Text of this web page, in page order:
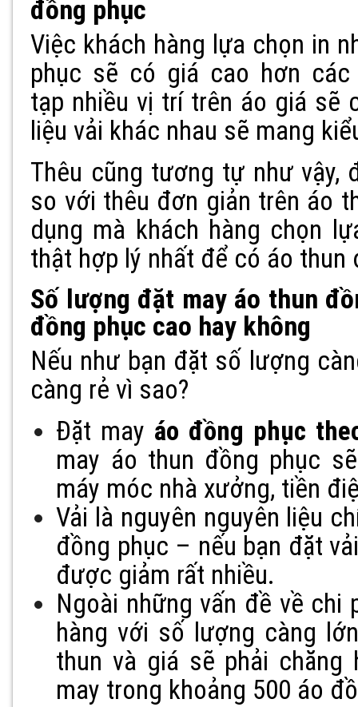
đồng phục
Việc khách hàng lựa chọn in
phục sẽ có giá cao hơn
tạp nhiều vị trí trên áo giá sẽ
liệu vải khác nhau sẽ mang
Thêu cũng tương tự như vậy,
so với thêu đơn giản trên áo
dụng mà khách hàng chọn
thật hợp lý nhất để có áo
Số lượng đặt may áo thun
đồng phục cao hay không
Nếu như bạn đặt số lượng
càng rẻ vì sao?
Đặt may áo đồng phục
may áo thun đồng phục
máy móc nhà xưởng, tiền
Vải là nguyên nguyên liệu
đồng phục – nếu bạn đặt
được giảm rất nhiều.
Ngoài những vấn đề về chi
hàng với số lượng càng
thun và giá sẽ phải chăng
may trong khoảng 500 áo